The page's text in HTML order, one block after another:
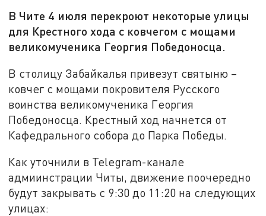
В Чите 4 июля перекроют некоторые улицы
для Крестного хода с ковчегом с мощами
великомученика Георгия Победоносца.
В столицу Забайкалья привезут святыню –
ковчег с мощами покровителя Русского
воинства великомученика Георгия
Победоносца. Крестный ход начнется от
Кафедрального собора до Парка Победы.
Как уточнили в Telegram-канале
адмиинстрации Читы, движение поочередно
будут закрывать с 9:30 до 11:20 на следующих
улицах: